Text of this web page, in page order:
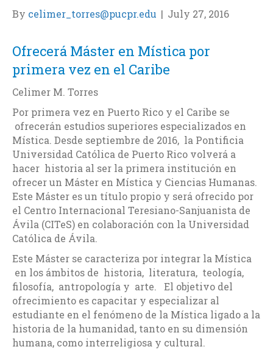
By celimer_torres@pucpr.edu | July 27, 2016
Ofrecerá Máster en Mística por
primera vez en el Caribe
Celimer M. Torres
Por primera vez en Puerto Rico y el Caribe se
ofrecerán estudios superiores especializados en
Mística. Desde septiembre de 2016, la Pontificia
Universidad Católica de Puerto Rico volverá a
hacer historia al ser la primera institución en
ofrecer un Máster en Mística y Ciencias Humanas.
Este Máster es un título propio y será ofrecido por
el Centro Internacional Teresiano-Sanjuanista de
Ávila (CITeS) en colaboración con la Universidad
Católica de Ávila.
Este Máster se caracteriza por integrar la Mística
en los ámbitos de historia, literatura, teología,
filosofía, antropología y arte. El objetivo del
ofrecimiento es capacitar y especializar al
estudiante en el fenómeno de la Mística ligado a la
historia de la humanidad, tanto en su dimensión
humana, como interreligiosa y cultural.